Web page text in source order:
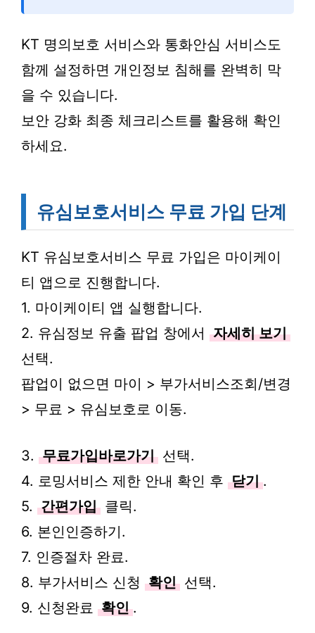
KT 명의보호 서비스와 통화안심 서비스도
함께 설정하면 개인정보 침해를 완벽히 막
을 수 있습니다.
보안 강화 최종 체크리스트를 활용해 확인
하세요.
유심보호서비스 무료 가입 단계
KT 유심보호서비스 무료 가입은 마이케이
티 앱으로 진행합니다.
1. 마이케이티 앱 실행합니다.
2. 유심정보 유출 팝업 창에서 자세히 보기
선택.
팝업이 없으면 마이 > 부가서비스조회/변경
> 무료 > 유심보호로 이동.
3. 무료가입바로가기 선택.
4. 로밍서비스 제한 안내 확인 후 닫기 .
5. 간편가입 클릭.
6. 본인인증하기.
7. 인증절차 완료.
8. 부가서비스 신청 확인 선택.
9. 신청완료 확인 .